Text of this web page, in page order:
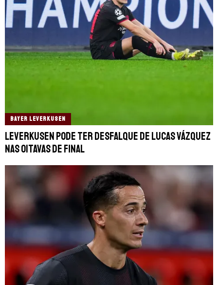
BAYER LEVERKUSEN
Leverkusen pode ter desfalque de Lucas Vázquez
nas oitavas de final